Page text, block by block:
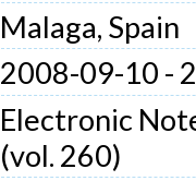
Malaga, Spain
2008-09-10 -
Electronic
(vol. 260)